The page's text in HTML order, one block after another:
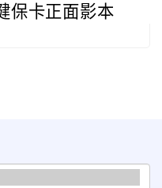
保卡正面影本